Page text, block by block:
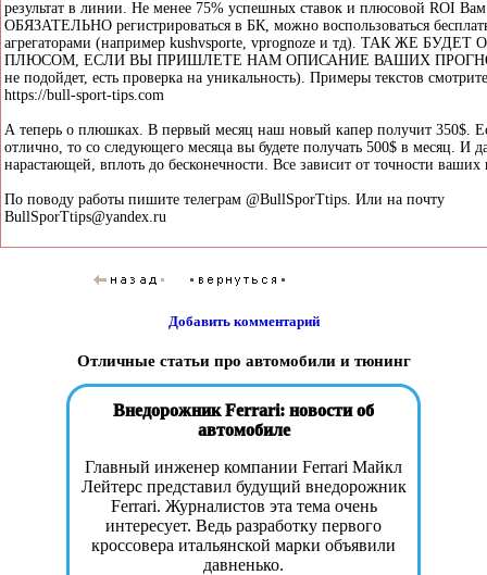
результат в линии. Не менее 75% успешных ставок и плюсовой ROI
ОБЯЗАТЕЛЬНО регистрироваться в БК, можно воспользоваться
агрегаторами (например kushvsporte, vprognoze и тд). ТАК ЖЕ
ПЛЮСОМ, ЕСЛИ ВЫ ПРИШЛЕТЕ НАМ ОПИСАНИЕ ВАШИХ
не подойдет, есть проверка на уникальность). Примеры текстов
https://bull-sport-tips.com
А теперь о плюшках. В первый месяц наш новый капер получит 350$.
отлично, то со следующего месяца вы будете получать 500$ в месяц. И
нарастающей, вплоть до бесконечности. Все зависит от точности ваших
По поводу работы пишите телеграм @BullSporTtips. Или на почту
BullSporTtips@yandex.ru
Добавить комментарий
Отличные статьи про автомобили и тюнинг
Внедорожник Ferrari: новости об
автомобиле
Главный инженер компании Ferrari Майкл
Лейтерс представил будущий внедорожник
Ferrari. Журналистов эта тема очень
интересует. Ведь разработку первого
кроссовера итальянской марки объявили
давненько.